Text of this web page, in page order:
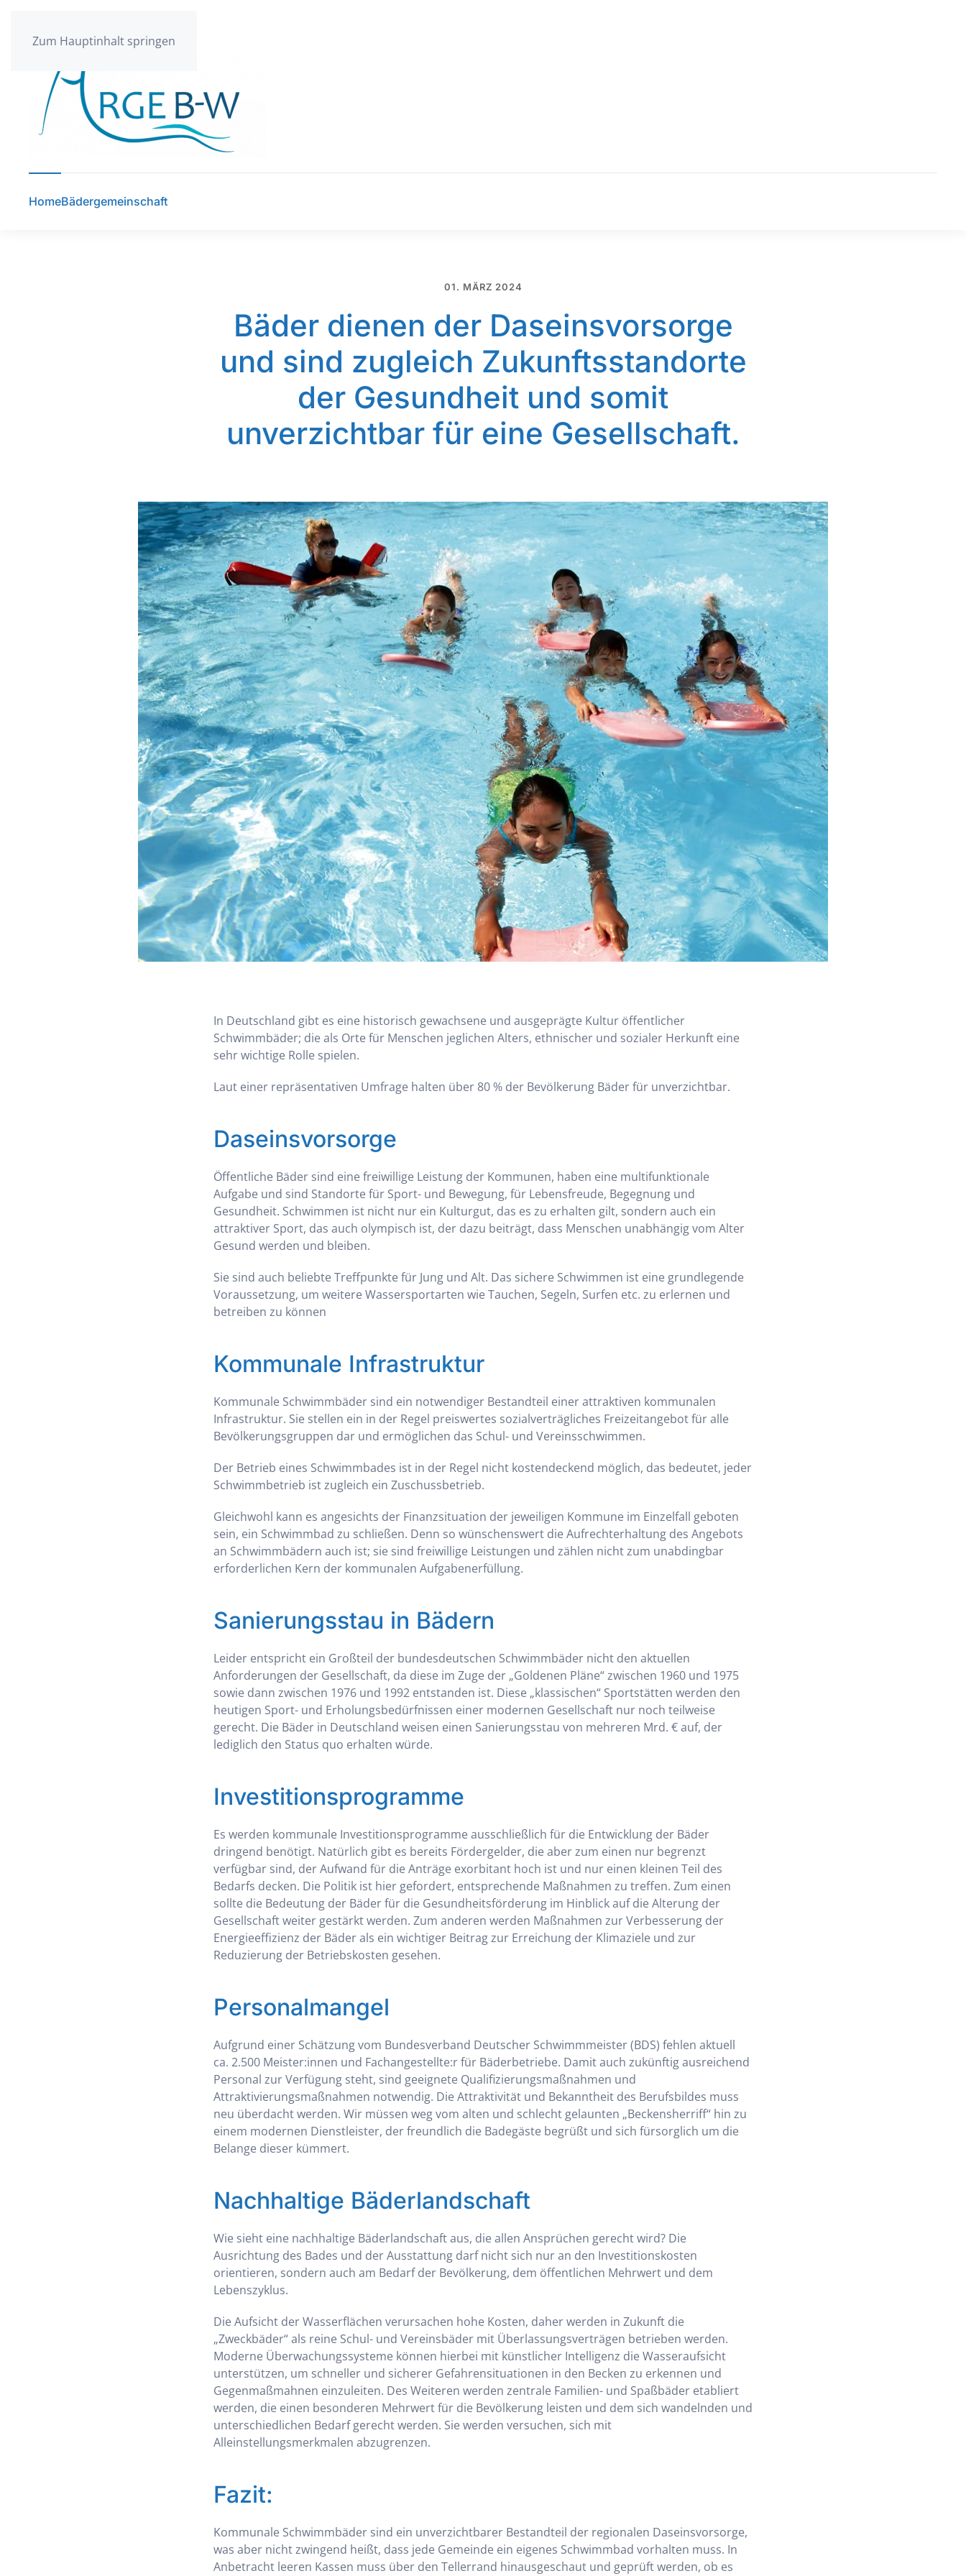
Zum Hauptinhalt springen
HomeBädergemeinschaft
01. MÄRZ 2024
Bäder dienen der Daseinsvorsorge
und sind zugleich Zukunftsstandorte
der Gesundheit und somit
unverzichtbar für eine Gesellschaft.
In Deutschland gibt es eine historisch gewachsene und ausgeprägte Kultur öffentlicher
Schwimmbäder; die als Orte für Menschen jeglichen Alters, ethnischer und sozialer Herkunft eine
sehr wichtige Rolle spielen.
Laut einer repräsentativen Umfrage halten über 80 % der Bevölkerung Bäder für unverzichtbar.
Daseinsvorsorge
Öffentliche Bäder sind eine freiwillige Leistung der Kommunen, haben eine multifunktionale
Aufgabe und sind Standorte für Sport- und Bewegung, für Lebensfreude, Begegnung und
Gesundheit. Schwimmen ist nicht nur ein Kulturgut, das es zu erhalten gilt, sondern auch ein
attraktiver Sport, das auch olympisch ist, der dazu beiträgt, dass Menschen unabhängig vom Alter
Gesund werden und bleiben.
Sie sind auch beliebte Treffpunkte für Jung und Alt. Das sichere Schwimmen ist eine grundlegende
Voraussetzung, um weitere Wassersportarten wie Tauchen, Segeln, Surfen etc. zu erlernen und
betreiben zu können
Kommunale Infrastruktur
Kommunale Schwimmbäder sind ein notwendiger Bestandteil einer attraktiven kommunalen
Infrastruktur. Sie stellen ein in der Regel preiswertes sozialverträgliches Freizeitangebot für alle
Bevölkerungsgruppen dar und ermöglichen das Schul- und Vereinsschwimmen.
Der Betrieb eines Schwimmbades ist in der Regel nicht kostendeckend möglich, das bedeutet, jeder
Schwimmbetrieb ist zugleich ein Zuschussbetrieb.
Gleichwohl kann es angesichts der Finanzsituation der jeweiligen Kommune im Einzelfall geboten
sein, ein Schwimmbad zu schließen. Denn so wünschenswert die Aufrechterhaltung des Angebots
an Schwimmbädern auch ist; sie sind freiwillige Leistungen und zählen nicht zum unabdingbar
erforderlichen Kern der kommunalen Aufgabenerfüllung.
Sanierungsstau in Bädern
Leider entspricht ein Großteil der bundesdeutschen Schwimmbäder nicht den aktuellen
Anforderungen der Gesellschaft, da diese im Zuge der „Goldenen Pläne“ zwischen 1960 und 1975
sowie dann zwischen 1976 und 1992 entstanden ist. Diese „klassischen“ Sportstätten werden den
heutigen Sport- und Erholungsbedürfnissen einer modernen Gesellschaft nur noch teilweise
gerecht. Die Bäder in Deutschland weisen einen Sanierungsstau von mehreren Mrd. € auf, der
lediglich den Status quo erhalten würde.
Investitionsprogramme
Es werden kommunale Investitionsprogramme ausschließlich für die Entwicklung der Bäder
dringend benötigt. Natürlich gibt es bereits Fördergelder, die aber zum einen nur begrenzt
verfügbar sind, der Aufwand für die Anträge exorbitant hoch ist und nur einen kleinen Teil des
Bedarfs decken. Die Politik ist hier gefordert, entsprechende Maßnahmen zu treffen. Zum einen
sollte die Bedeutung der Bäder für die Gesundheitsförderung im Hinblick auf die Alterung der
Gesellschaft weiter gestärkt werden. Zum anderen werden Maßnahmen zur Verbesserung der
Energieeffizienz der Bäder als ein wichtiger Beitrag zur Erreichung der Klimaziele und zur
Reduzierung der Betriebskosten gesehen.
Personalmangel
Aufgrund einer Schätzung vom Bundesverband Deutscher Schwimmmeister (BDS) fehlen aktuell
ca. 2.500 Meister:innen und Fachangestellte:r für Bäderbetriebe. Damit auch zukünftig ausreichend
Personal zur Verfügung steht, sind geeignete Qualifizierungsmaßnahmen und
Attraktivierungsmaßnahmen notwendig. Die Attraktivität und Bekanntheit des Berufsbildes muss
neu überdacht werden. Wir müssen weg vom alten und schlecht gelaunten „Beckensherriff“ hin zu
einem modernen Dienstleister, der freundlich die Badegäste begrüßt und sich fürsorglich um die
Belange dieser kümmert.
Nachhaltige Bäderlandschaft
Wie sieht eine nachhaltige Bäderlandschaft aus, die allen Ansprüchen gerecht wird? Die
Ausrichtung des Bades und der Ausstattung darf nicht sich nur an den Investitionskosten
orientieren, sondern auch am Bedarf der Bevölkerung, dem öffentlichen Mehrwert und dem
Lebenszyklus.
Die Aufsicht der Wasserflächen verursachen hohe Kosten, daher werden in Zukunft die
„Zweckbäder“ als reine Schul- und Vereinsbäder mit Überlassungsverträgen betrieben werden.
Moderne Überwachungssysteme können hierbei mit künstlicher Intelligenz die Wasseraufsicht
unterstützen, um schneller und sicherer Gefahrensituationen in den Becken zu erkennen und
Gegenmaßmahnen einzuleiten. Des Weiteren werden zentrale Familien- und Spaßbäder etabliert
werden, die einen besonderen Mehrwert für die Bevölkerung leisten und dem sich wandelnden und
unterschiedlichen Bedarf gerecht werden. Sie werden versuchen, sich mit
Alleinstellungsmerkmalen abzugrenzen.
Fazit:
Kommunale Schwimmbäder sind ein unverzichtbarer Bestandteil der regionalen Daseinsvorsorge,
was aber nicht zwingend heißt, dass jede Gemeinde ein eigenes Schwimmbad vorhalten muss. In
Anbetracht leeren Kassen muss über den Tellerrand hinausgeschaut und geprüft werden, ob es